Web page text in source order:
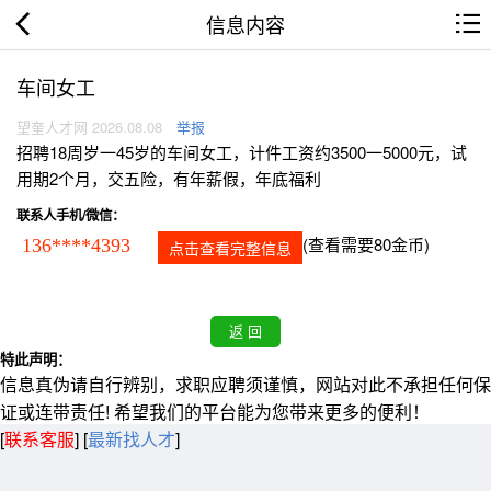
信息内容
车间女工
望奎人才网 2026.08.08 举报
招聘18周岁一45岁的车间女工，计件工资约3500一5000元，试
用期2个月，交五险，有年薪假，年底福利
联系人手机/微信：
136****4393 点击查看完整信息 (查看需要80金币)
特此声明：
信息真伪请自行辨别，求职应聘须谨慎，网站对此不承担任何保
证或连带责任! 希望我们的平台能为您带来更多的便利！
[联系客服] [最新找人才]